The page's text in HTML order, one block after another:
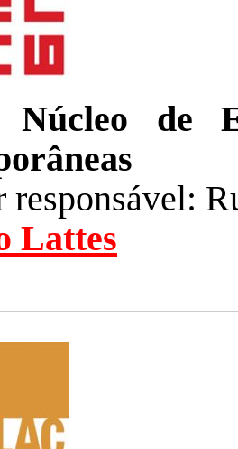
de
responsável:
Lattes